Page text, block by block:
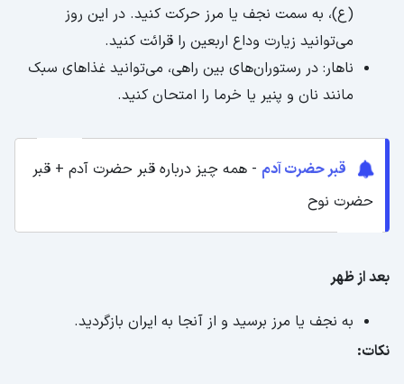
(ع)، به سمت نجف یا مرز حرکت کنید. در این روز
می‌توانید زیارت وداع اربعین را قرائت کنید.
ناهار: در رستوران‌های بین راهی، می‌توانید غذاهای سبک
مانند نان و پنیر یا خرما را امتحان کنید.
قبر حضرت آدم - همه چیز درباره قبر حضرت آدم + قبر
حضرت نوح
بعد از ظهر
به نجف یا مرز برسید و از آنجا به ایران بازگردید.
نکات: